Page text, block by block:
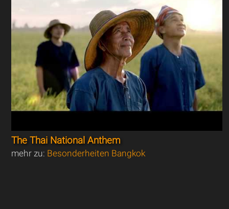
The Thai National Anthem
mehr zu: Besonderheiten Bangkok